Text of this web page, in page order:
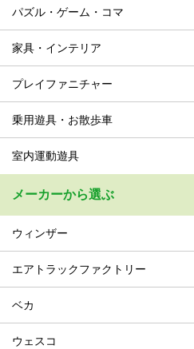
パズル・ゲーム・コマ
家具・インテリア
プレイファニチャー
乗用遊具・お散歩車
室内運動遊具
メーカーから選ぶ
ウィンザー
エアトラックファクトリー
ベカ
ウェスコ